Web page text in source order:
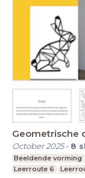
Geometrische
October 2025- 8
Beeldende vorming
Leerroute 6